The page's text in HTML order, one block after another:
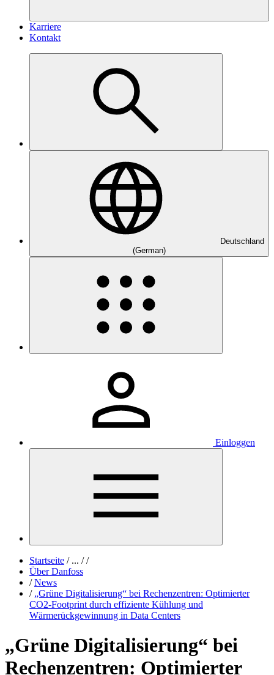
Karriere
Kontakt
Deutschland
(German)
Einloggen
Startseite /... / /
Über Danfoss
/ News
/ „Grüne Digitalisierung“ bei Rechenzentren: Optimierter
CO2-Footprint durch effiziente Kühlung und
Wärmerückgewinnung in Data Centers
„Grüne Digitalisierung“ bei
Rechenzentren: Optimierter